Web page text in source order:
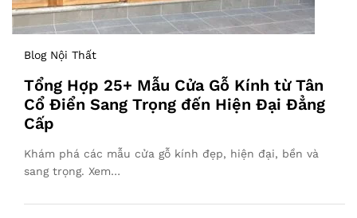
Blog Nội Thất
Tổng Hợp 25+ Mẫu Cửa Gỗ Kính từ Tân
Cổ Điển Sang Trọng đến Hiện Đại Đẳng
Cấp
Khám phá các mẫu cửa gỗ kính đẹp, hiện đại, bền và
sang trọng. Xem…